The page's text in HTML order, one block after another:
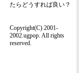
たらどうすれば良い？
Copyright(C) 2001-
2002.ugpop. All rights
reserved.